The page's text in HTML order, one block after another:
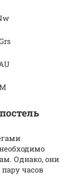
Однако, они
часов